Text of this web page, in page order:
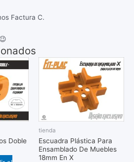
Factura C.
Doble
tienda
Escuadra Plástica Para
Ensamblado De Muebles
18mm En X